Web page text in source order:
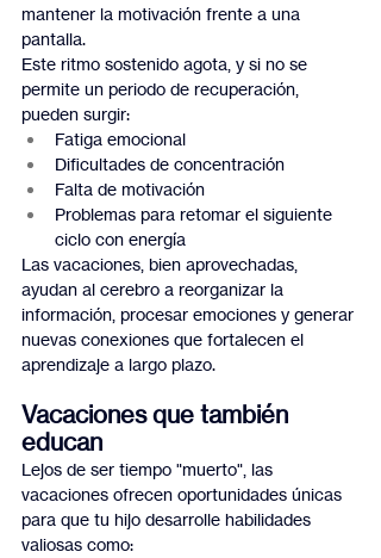
mantener la motivación frente a una
pantalla.
Este ritmo sostenido agota, y si no se
permite un periodo de recuperación,
pueden surgir:
Fatiga emocional
Dificultades de concentración
Falta de motivación
Problemas para retomar el siguiente
ciclo con energía
Las vacaciones, bien aprovechadas,
ayudan al cerebro a reorganizar la
información, procesar emociones y generar
nuevas conexiones que fortalecen el
aprendizaje a largo plazo.
Vacaciones que también
educan
Lejos de ser tiempo "muerto", las
vacaciones ofrecen oportunidades únicas
para que tu hijo desarrolle habilidades
valiosas como: